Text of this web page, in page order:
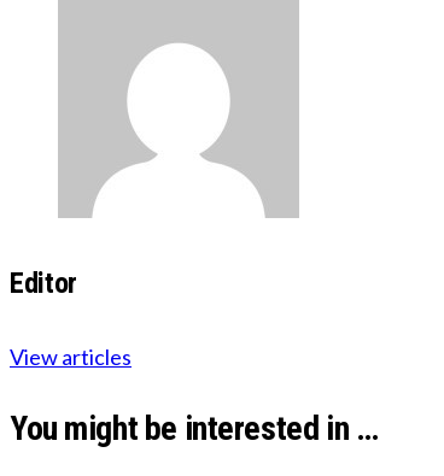
Editor
View articles
You might be interested in …